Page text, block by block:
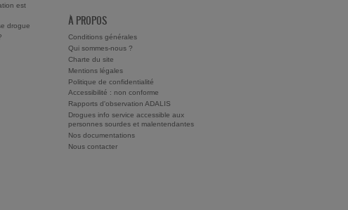
est
drogue
À PROPOS
Conditions générales
Qui sommes-nous ?
Charte du site
Mentions légales
Politique de confidentialité
Accessibilité : non conforme
Rapports d'observation ADALIS
Drogues info service accessible aux
personnes sourdes et malentendantes
Nos documentations
Nous contacter